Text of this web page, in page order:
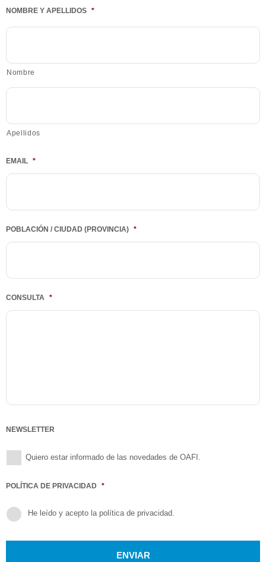
NOMBRE Y APELLIDOS *
Nombre
Apellidos
EMAIL *
POBLACIÓN / CIUDAD (PROVINCIA) *
CONSULTA *
NEWSLETTER
Quiero estar informado de las novedades de OAFI.
POLÍTICA DE PRIVACIDAD *
He leído y acepto la política de privacidad.